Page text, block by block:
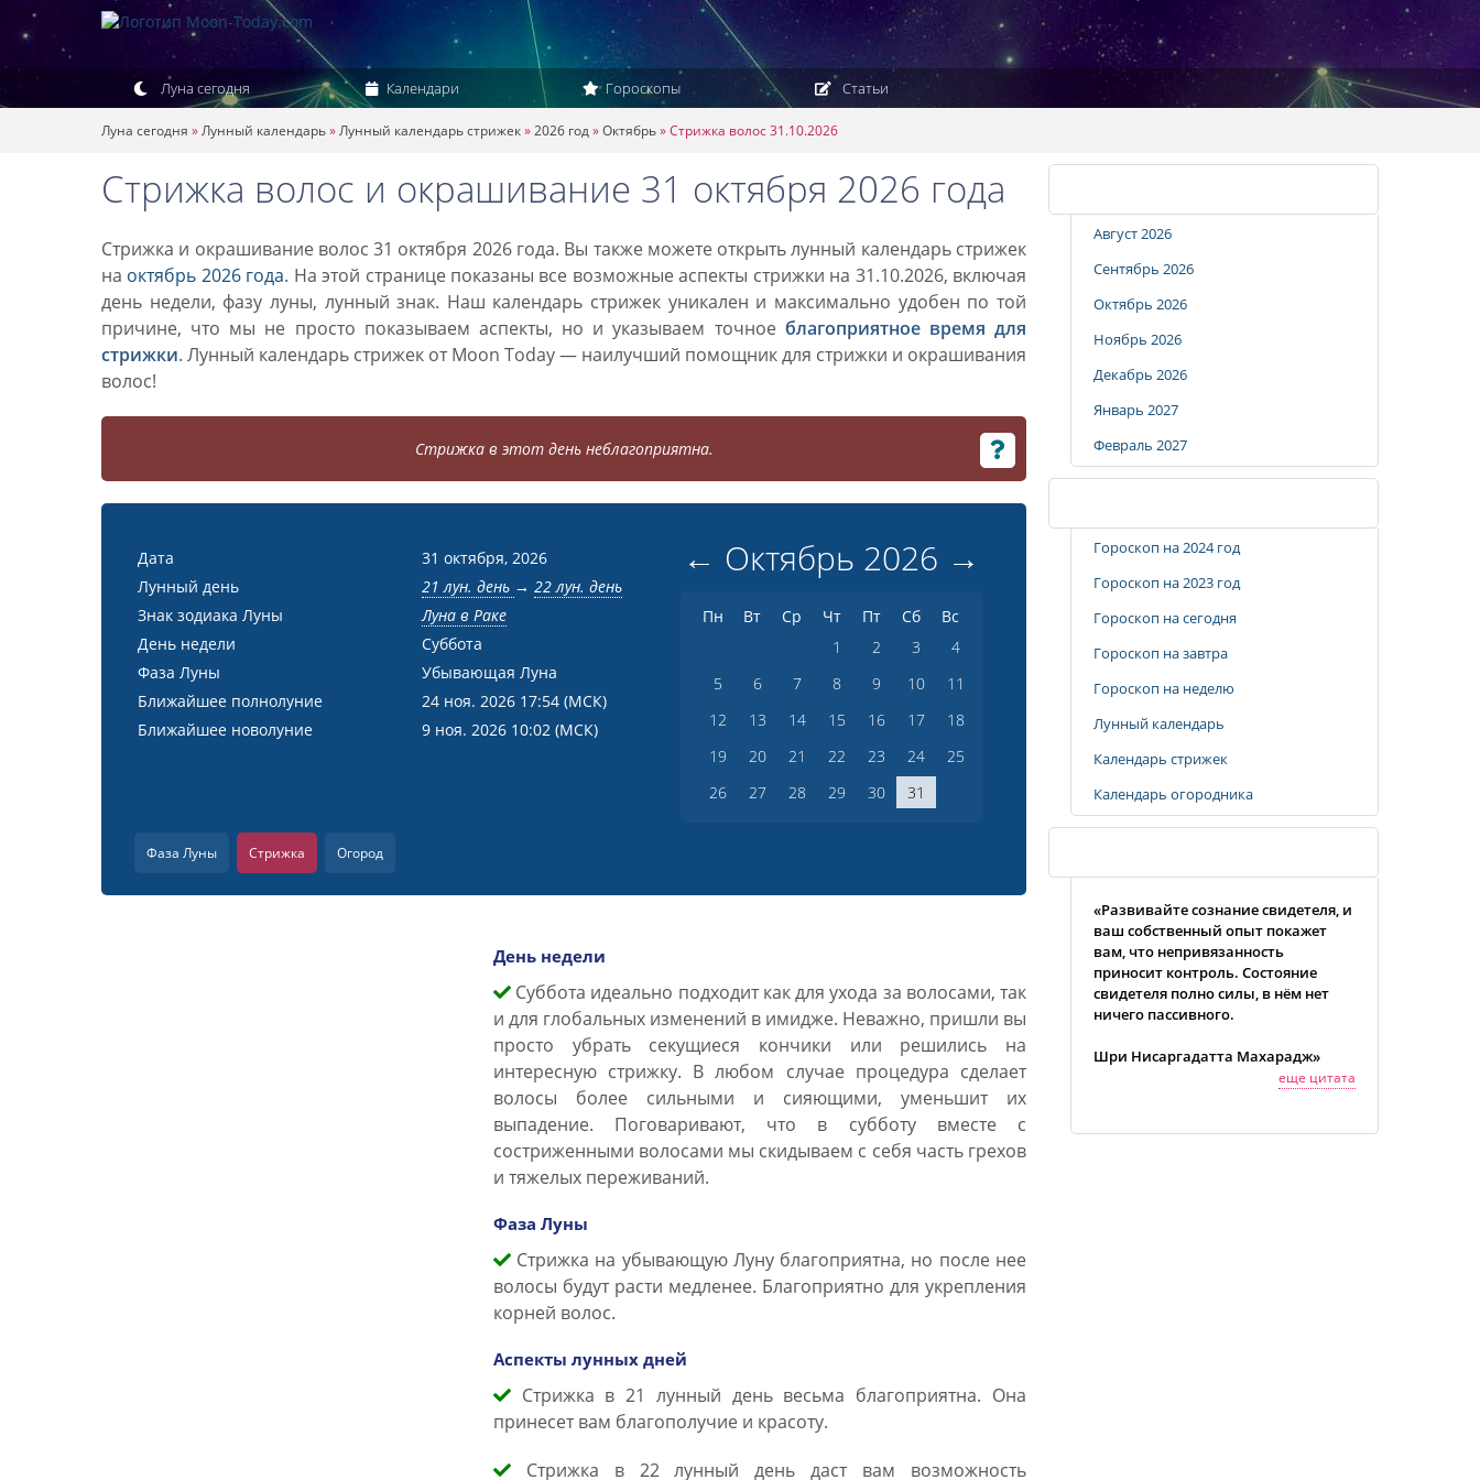
Луна сегодня Календари Гороскопы Статьи
Луна сегодня »Лунный календарь»Лунный календарь стрижек»2026 год»Октябрь»Стрижка волос 31.10.2026
Стрижка волос и окрашивание 31 октября 2026 года
Стрижка и окрашивание волос 31 октября 2026 года. Вы также можете открыть лунный календарь стрижек
на октябрь 2026 года. На этой странице показаны все возможные аспекты стрижки на 31.10.2026, включая
день недели, фазу луны, лунный знак. Наш календарь стрижек уникален и максимально удобен по той
причине, что мы не просто показываем аспекты, но и указываем точное благоприятное время для
стрижки. Лунный календарь стрижек от Moon Today — наилучший помощник для стрижки и окрашивания
волос!
Стрижка в этот день неблагоприятна.
Дата
31 октября, 2026
Лунный день
21 лун. день → 22 лун. день
Знак зодиака Луны
Луна в Раке
День недели
Суббота
Фаза Луны
Убывающая Луна
Ближайшее полнолуние
24 ноя. 2026 17:54 (МСК)
Ближайшее новолуние
9 ноя. 2026 10:02 (МСК)
← Октябрь 2026 →
Пн Вт Ср Чт Пт Сб
Вс
1
2 3
4
5
6 7 8 9 10
11
12
13 14 15 16 17
18
19
20 21 22 23 24
25
26
27 28 29 30 31
Фаза Луны Стрижка Огород
День недели
Суббота идеально подходит как для ухода за волосами, так
и для глобальных изменений в имидже. Неважно, пришли вы
просто убрать секущиеся кончики или решились на
интересную стрижку. В любом случае процедура сделает
волосы более сильными и сияющими, уменьшит их
выпадение. Поговаривают, что в субботу вместе с
состриженными волосами мы скидываем с себя часть грехов
и тяжелых переживаний.
Фаза Луны
Стрижка на убывающую Луну благоприятна, но после нее
волосы будут расти медленее. Благоприятно для укрепления
корней волос.
Аспекты лунных дней
Стрижка в 21 лунный день весьма благоприятна. Она
принесет вам благополучие и красоту.
Стрижка в 22 лунный день даст вам возможность
Август 2026
Сентябрь 2026
Октябрь 2026
Ноябрь 2026
Декабрь 2026
Январь 2027
Февраль 2027
Гороскоп на 2024 год
Гороскоп на 2023 год
Гороскоп на сегодня
Гороскоп на завтра
Гороскоп на неделю
Лунный календарь
Календарь стрижек
Календарь огородника
«Развивайте сознание свидетеля, и
ваш собственный опыт покажет
вам, что непривязанность
приносит контроль. Состояние
свидетеля полно силы, в нём нет
ничего пассивного.
Шри Нисаргадатта Махарадж»
еще цитата